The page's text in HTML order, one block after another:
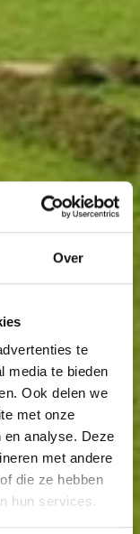
Over
te
media te bieden
Ook delen we
met onze
analyse. Deze
met andere
die ze hebben
hun services.